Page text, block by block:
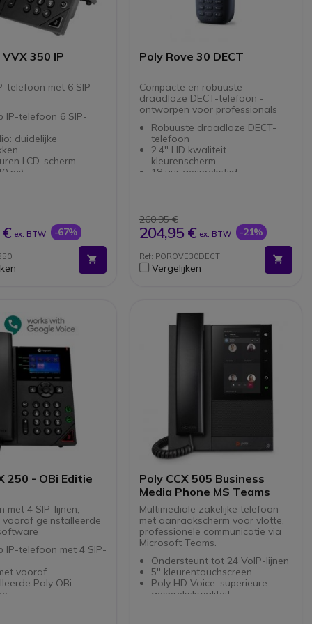
350 IP
telefoon met 6 SIP-
telefoon 6 SIP-
duidelijke
LCD-scherm
px)
USB-poort
ex. BTW -67%
Poly Rove 30 DECT
Compacte en robuuste
draadloze DECT-telefoon -
ontworpen voor professionals
Robuuste draadloze DECT-
telefoon
2.4'' HD kwaliteit
kleurenscherm
18 uur gesprekstijd
IP65 gecertificeerd: stof- en
spatwaterdicht
Valbestendig tot een val van
Zeer gemakkelijk te reinigen:
kan worden gedesinfecteerd
260,95 €
204,95 € ex. BTW -21%
Ref: POROVE30DECT
Vergelijken
250 - OBi Editie
met 4 SIP-lijnen,
vooraf geïnstalleerde
met 4 SIP-
vooraf
Poly OBi-
Poly CCX 505 Business
Media Phone MS Teams
Multimediale zakelijke telefoon
met aanraakscherm voor vlotte,
professionele communicatie via
Microsoft Teams.
Ondersteunt tot 24 VoIP-lijnen
5'' kleurentouchscreen
Poly HD Voice: superieure
gesprekskwaliteit